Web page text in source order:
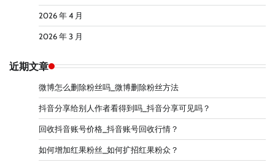
2026 年 4 月
2026 年 3 月
近期文章
微博怎么删除粉丝吗_微博删除粉丝方法
抖音分享给别人作者看得到吗_抖音分享可见吗？
回收抖音账号价格_抖音账号回收行情？
如何增加红果粉丝_如何扩招红果粉众？